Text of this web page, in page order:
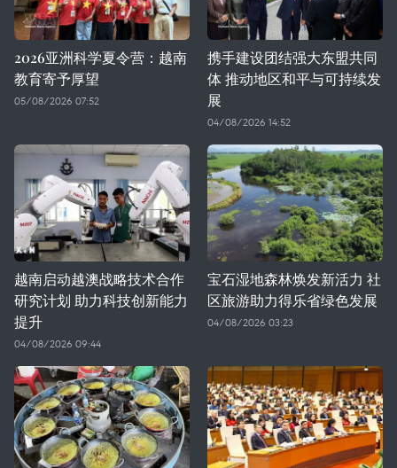
2026亚洲科学夏令营：越南
教育寄予厚望
05/08/2026 07:52
携手建设团结强大东盟共同
体 推动地区和平与可持续发
展
04/08/2026 14:52
越南启动越澳战略技术合作
研究计划 助力科技创新能力
提升
04/08/2026 09:44
宝石湿地森林焕发新活力 社
区旅游助力得乐省绿色发展
04/08/2026 03:23